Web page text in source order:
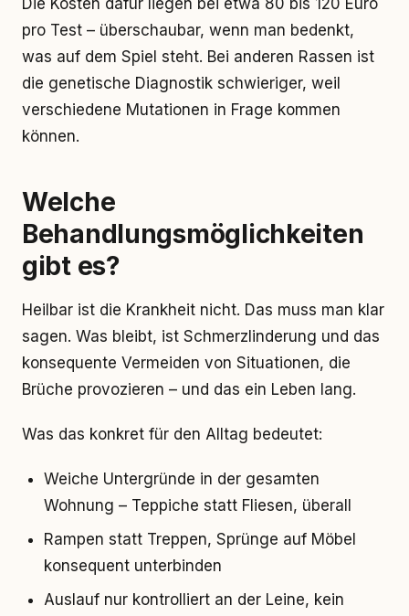
Die Kosten dafür liegen bei etwa 80 bis 120 Euro
pro Test – überschaubar, wenn man bedenkt,
was auf dem Spiel steht. Bei anderen Rassen ist
die genetische Diagnostik schwieriger, weil
verschiedene Mutationen in Frage kommen
können.
Welche
Behandlungsmöglichkeiten
gibt es?
Heilbar ist die Krankheit nicht. Das muss man klar
sagen. Was bleibt, ist Schmerzlinderung und das
konsequente Vermeiden von Situationen, die
Brüche provozieren – und das ein Leben lang.
Was das konkret für den Alltag bedeutet:
Weiche Untergründe in der gesamten
Wohnung – Teppiche statt Fliesen, überall
Rampen statt Treppen, Sprünge auf Möbel
konsequent unterbinden
Auslauf nur kontrolliert an der Leine, kein